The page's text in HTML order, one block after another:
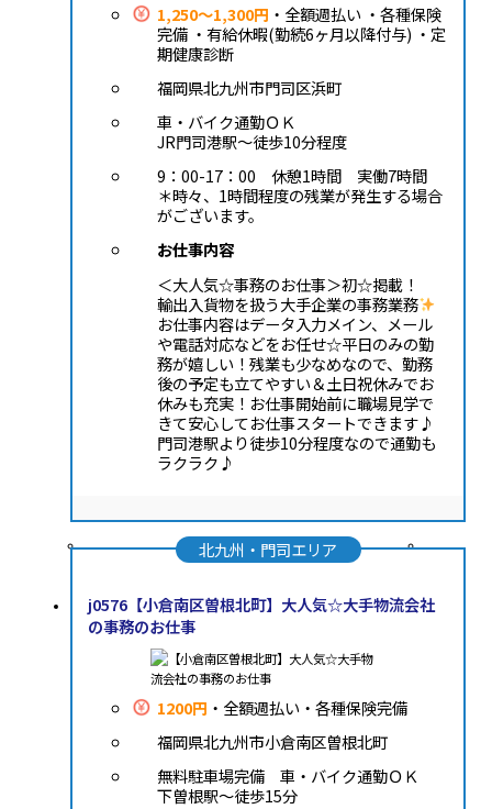
1,250～1,300円 ・全額週払い ・各種保険
完備 ・有給休暇(勤続6ヶ月以降付与) ・定
期健康診断
福岡県北九州市門司区浜町
車・バイク通勤ＯＫ
JR門司港駅～徒歩10分程度
9：00-17：00 休憩1時間 実働7時間
＊時々、1時間程度の残業が発生する場合
がございます。
お仕事内容
＜大人気☆事務のお仕事＞初☆掲載！
輸出入貨物を扱う大手企業の事務業務
お仕事内容はデータ入力メイン、メール
や電話対応などをお任せ☆平日のみの勤
務が嬉しい！残業も少なめなので、勤務
後の予定も立てやすい＆土日祝休みでお
休みも充実！お仕事開始前に職場見学で
きて安心してお仕事スタートできます♪
門司港駅より徒歩10分程度なので通勤も
ラクラク♪
北九州・門司エリア
j0576【小倉南区曽根北町】大人気☆大手物流会社
の事務のお仕事
1200円 ・全額週払い・各種保険完備
福岡県北九州市小倉南区曽根北町
無料駐車場完備 車・バイク通勤ＯＫ
下曽根駅～徒歩15分